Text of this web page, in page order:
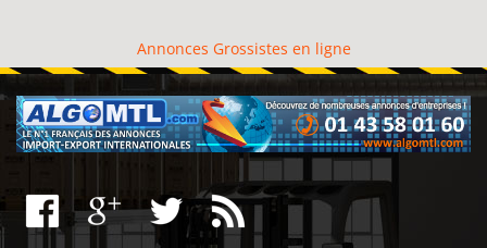
Annonces Grossistes en ligne